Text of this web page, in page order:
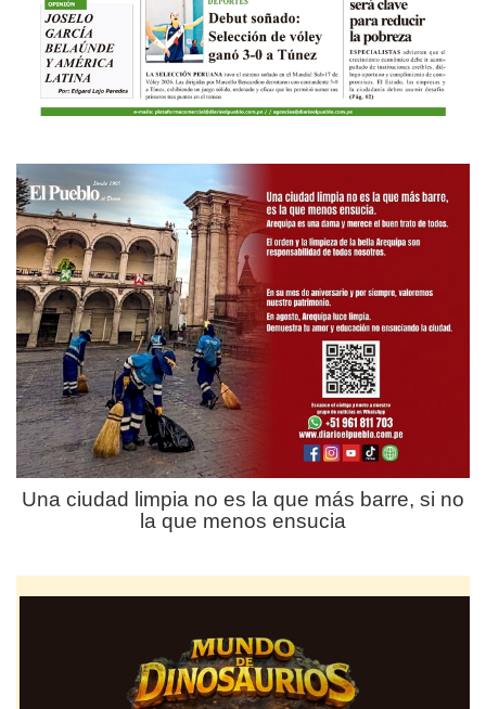
Una ciudad limpia no es la que más barre, si no
la que menos ensucia